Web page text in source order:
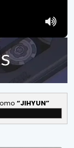
JIHYUN